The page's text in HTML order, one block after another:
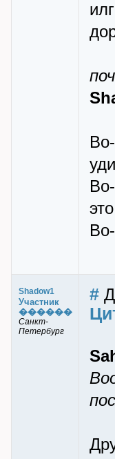
Shadow1
Участник
������
Санкт-
Петербург
#